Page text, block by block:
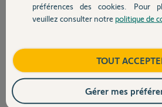
Contact
Associé. J ai.mis.l application sur le.portable
de le faire avec le mien. Code pin : 2145-
NICOLAS M. il y a presque 2 ans
préférences des cookies. Pour
veuillez consulter notre politique de
TOUT
Gérer mes